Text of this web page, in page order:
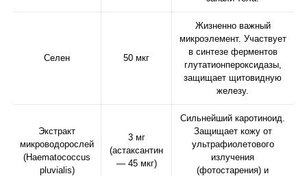
Селен 50 мкг
Жизненно важный
микроэлемент. Участвует
в синтезе ферментов
глутатионпероксидазы,
защищает щитовидную
железу.
Экстракт
микроводорослей
(Haematococcus
pluvialis)
3 мг
(астаксантин
— 45 мкг)
Сильнейший каротиноид.
Защищает кожу от
ультрафиолетового
излучения
(фотостарения) и